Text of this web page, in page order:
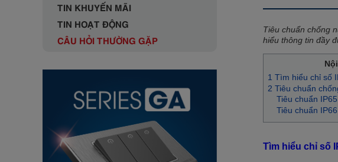
TIN KHUYẾN MÃI
TIN HOẠT ĐỘNG
CÂU HỎI THƯỜNG GẶP
Tiêu chuẩn chống
hiểu thông tin đầy
1 Tìm hiểu chỉ số
2 Tiêu chuẩn
Tiêu chuẩn IP65
Tiêu chuẩn IP66
Tìm hiểu chỉ số